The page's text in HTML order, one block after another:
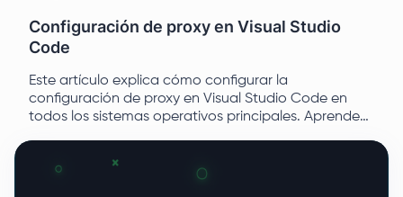
Configuración de proxy en Visual Studio
Code
Este artículo explica cómo configurar la
configuración de proxy en Visual Studio Code en
todos los sistemas operativos principales. Aprende
errores.